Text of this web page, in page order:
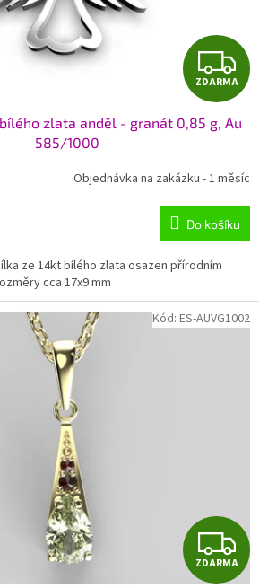
Z
D
A
R
M
A
ZDARMA
zlata anděl - granát 0,85 g, Au
585/1000
Objednávka na zakázku - 1 měsíc
Do košíku
ze 14kt bílého zlata osazen přírodním
cca 17x9 mm
Z
ZDARMA
Kód: ES-AUVG1002